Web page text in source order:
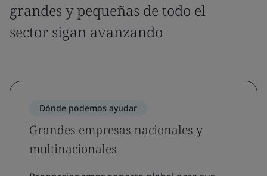
grandes y pequeñas de todo el
sector sigan avanzando
Dónde podemos ayudar
Grandes empresas nacionales y
multinacionales